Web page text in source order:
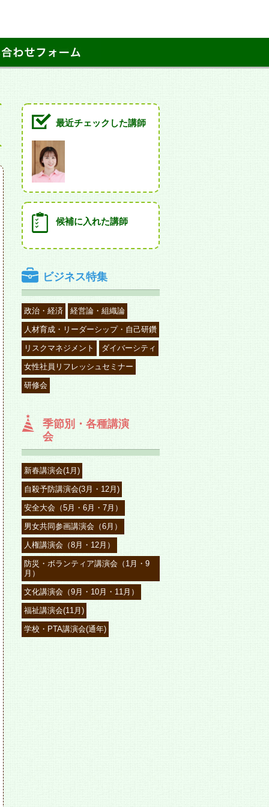
最近チェックした講師
候補に入れた講師
ビジネス特集
政治・経済 経営論・組織論
人材育成・リーダーシップ・自己研鑽
リスクマネジメント ダイバーシティ
女性社員リフレッシュセミナー
研修会
季節別・各種講演
会
新春講演会(1月)
自殺予防講演会(3月・12月)
安全大会（5月・6月・7月）
男女共同参画講演会（6月）
人権講演会（8月・12月）
防災・ボランティア講演会（1月・9
月）
文化講演会（9月・10月・11月）
福祉講演会(11月)
学校・PTA講演会(通年)